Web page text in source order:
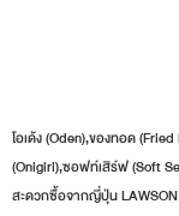
โอเด้ง (Oden),ของทอด
(Onigiri),ซอฟท์เสิร์ฟ (Soft
สะดวกซื้อจากญี่ปุ่น LAWSON